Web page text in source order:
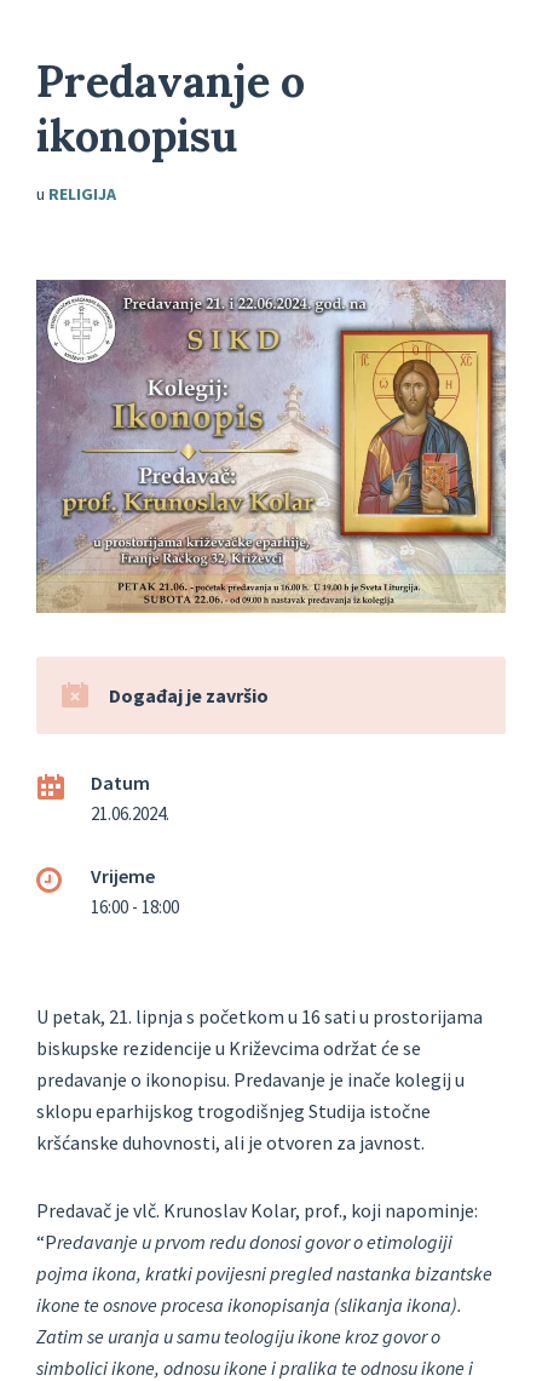
Predavanje o
ikonopisu
u RELIGIJA
Događaj je završio
Datum
21.06.2024.
Vrijeme
16:00 - 18:00
U petak, 21. lipnja s početkom u 16 sati u prostorijama
biskupske rezidencije u Križevcima održat će se
predavanje o ikonopisu. Predavanje je inače kolegij u
sklopu eparhijskog trogodišnjeg Studija istočne
kršćanske duhovnosti, ali je otvoren za javnost.
Predavač je vlč. Krunoslav Kolar, prof., koji napominje:
“Predavanje u prvom redu donosi govor o etimologiji
pojma ikona, kratki povijesni pregled nastanka bizantske
ikone te osnove procesa ikonopisanja (slikanja ikona).
Zatim se uranja u samu teologiju ikone kroz govor o
simbolici ikone, odnosu ikone i pralika te odnosu ikone i